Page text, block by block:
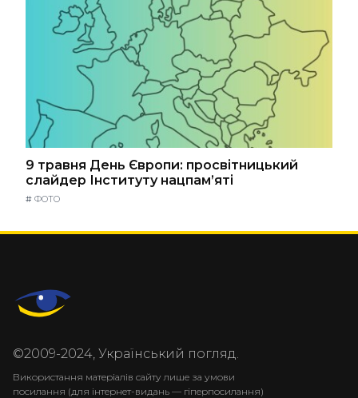
9 травня День Європи: просвітницький
слайдер Інституту нацпам’яті
# ФОТО
©2009-2024, Український погляд.
Використання матеріалів сайту лише за умови
посилання (для інтернет-видань — гіперпосилання)